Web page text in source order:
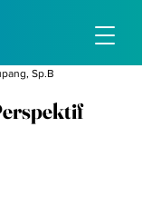
Sp.B